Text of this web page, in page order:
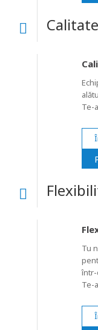
Te-
Tu
într-
Te-